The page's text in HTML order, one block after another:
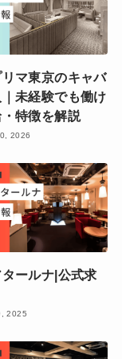
マ東京のキャバ
未経験でも働け
特徴を解説
2026
ールナ|公式求
2025